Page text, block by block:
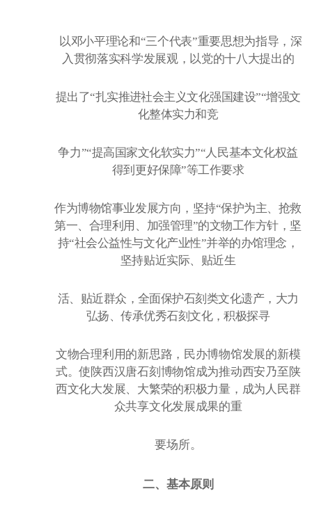
以邓小平理论和“三个代表”重要思想为指导，深
入贯彻落实科学发展观，以党的十八大提出的
提出了“扎实推进社会主义文化强国建设”“增强文
化整体实力和竞
争力”“提高国家文化软实力”“人民基本文化权益
得到更好保障”等工作要求
作为博物馆事业发展方向，坚持“保护为主、抢救
第一、合理利用、加强管理”的文物工作方针，坚
持“社会公益性与文化产业性”并举的办馆理念，
坚持贴近实际、贴近生
活、贴近群众，全面保护石刻类文化遗产，大力
弘扬、传承优秀石刻文化，积极探寻
文物合理利用的新思路，民办博物馆发展的新模
式。使陕西汉唐石刻博物馆成为推动西安乃至陕
西文化大发展、大繁荣的积极力量，成为人民群
众共享文化发展成果的重
要场所。
二、基本原则